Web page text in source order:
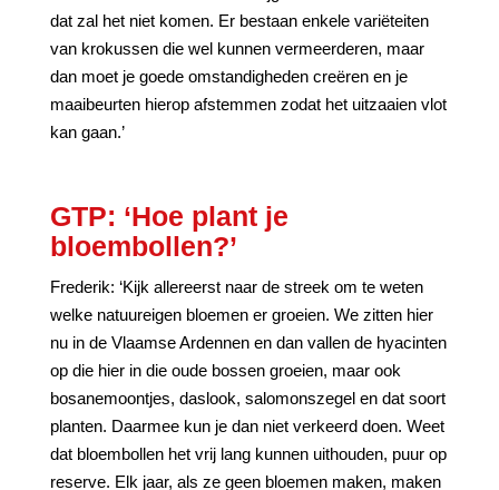
dat zal het niet komen. Er bestaan enkele variëteiten
van krokussen die wel kunnen vermeerderen, maar
dan moet je goede omstandigheden creëren en je
maaibeurten hierop afstemmen zodat het uitzaaien vlot
kan gaan.’
GTP: ‘Hoe plant je
bloembollen?’
Frederik: ‘Kijk allereerst naar de streek om te weten
welke natuureigen bloemen er groeien. We zitten hier
nu in de Vlaamse Ardennen en dan vallen de hyacinten
op die hier in die oude bossen groeien, maar ook
bosanemoontjes, daslook, salomonszegel en dat soort
planten. Daarmee kun je dan niet verkeerd doen. Weet
dat bloembollen het vrij lang kunnen uithouden, puur op
reserve. Elk jaar, als ze geen bloemen maken, maken